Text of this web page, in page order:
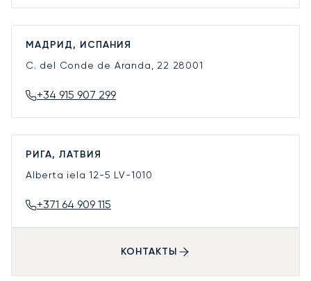
МАДРИД, ИСПАНИЯ
C. del Conde de Aranda, 22 28001
+34 915 907 299
РИГА, ЛАТВИЯ
Alberta iela 12-5 LV-1010
+371 64 909 115
КОНТАКТЫ